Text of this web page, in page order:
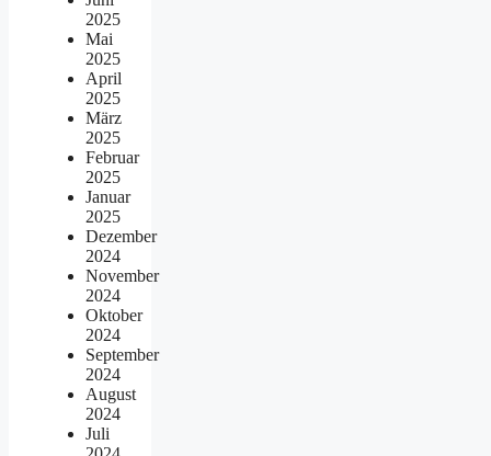
2025
Mai
2025
April
2025
März
2025
Februar
2025
Januar
2025
Dezember
2024
November
2024
Oktober
2024
September
2024
August
2024
Juli